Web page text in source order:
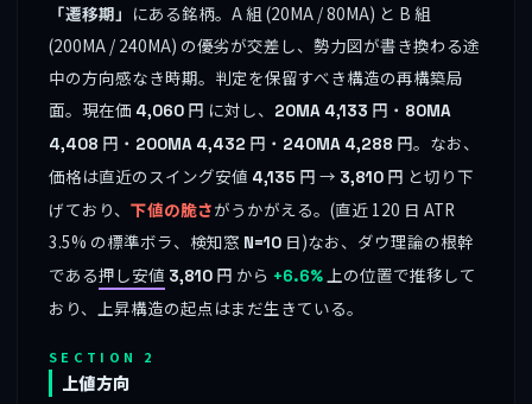
「遷移期」 にある銘柄。A 組 (20MA / 80MA) と B 組
(200MA / 240MA) の優劣が交差し、勢力図が書き換わる途
中の方向感なき時期。判定を保留すべき構造の再構築局
面。現在価 4,060 円 に対し、 20MA 4,133 円・ 80MA
4,408 円・ 200MA 4,432 円・ 240MA 4,288 円。なお、
価格は直近のスイング安値 4,135 円 → 3,810 円 と切り下
げており、 下値の脆さがうかがえる。(直近 120 日 ATR
3.5% の標準ボラ、検知窓 N=10 日)なお、ダウ理論の根幹
である押し安値 3,810 円 から +6.6%上の位置で推移して
おり、上昇構造の起点はまだ生きている。
SECTION 2
上値方向